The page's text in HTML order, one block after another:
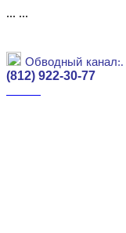
... ...
Обводный канал:.
(812) 922-30-77